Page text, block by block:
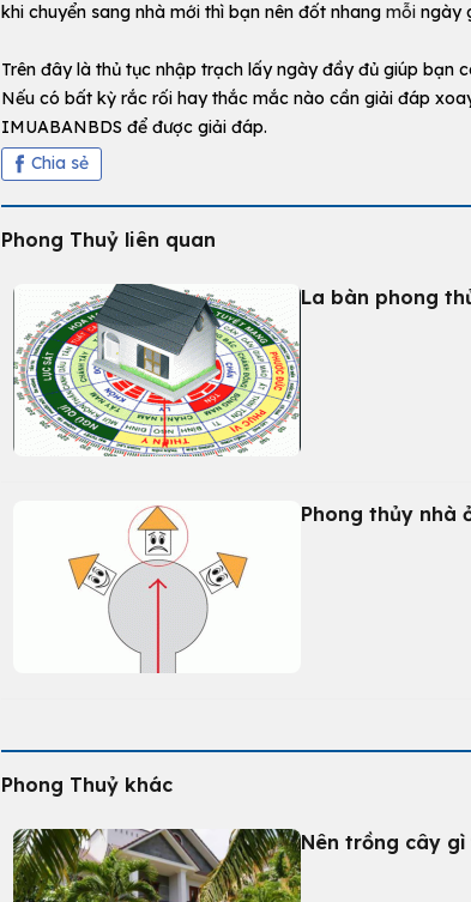
khi chuyển sang nhà mới thì bạn nên đốt nhang mỗi ngày
Trên đây là thủ tục nhập trạch lấy ngày đầy đủ giúp bạn
Nếu có bất kỳ rắc rối hay thắc mắc nào cần giải đáp
IMUABANBDS để được giải đáp.
Chia sẻ
Phong Thuỷ liên quan
La bàn phong
Phong thủy nhà
Phong Thuỷ khác
Nên trồng cây